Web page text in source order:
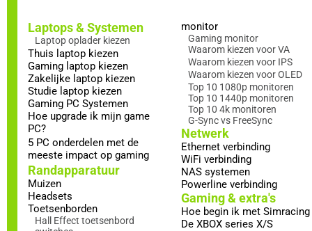
Laptops & Systemen
Laptop oplader kiezen
Thuis laptop kiezen
Gaming laptop kiezen
Zakelijke laptop kiezen
Studie laptop kiezen
Gaming PC Systemen
Hoe upgrade ik mijn game
PC?
5 PC onderdelen met de
meeste impact op gaming
Randapparatuur
Muizen
Headsets
Toetsenborden
Hall Effect toetsenbord
monitor
Gaming monitor
Waarom kiezen voor VA
Waarom kiezen voor IPS
Waarom kiezen voor OLED
Top 10 1080p monitoren
Top 10 1440p monitoren
Top 10 4k monitoren
G-Sync vs FreeSync
Netwerk
Ethernet verbinding
WiFi verbinding
NAS systemen
Powerline verbinding
Gaming & extra's
Hoe begin ik met Simracing
De XBOX series X/S